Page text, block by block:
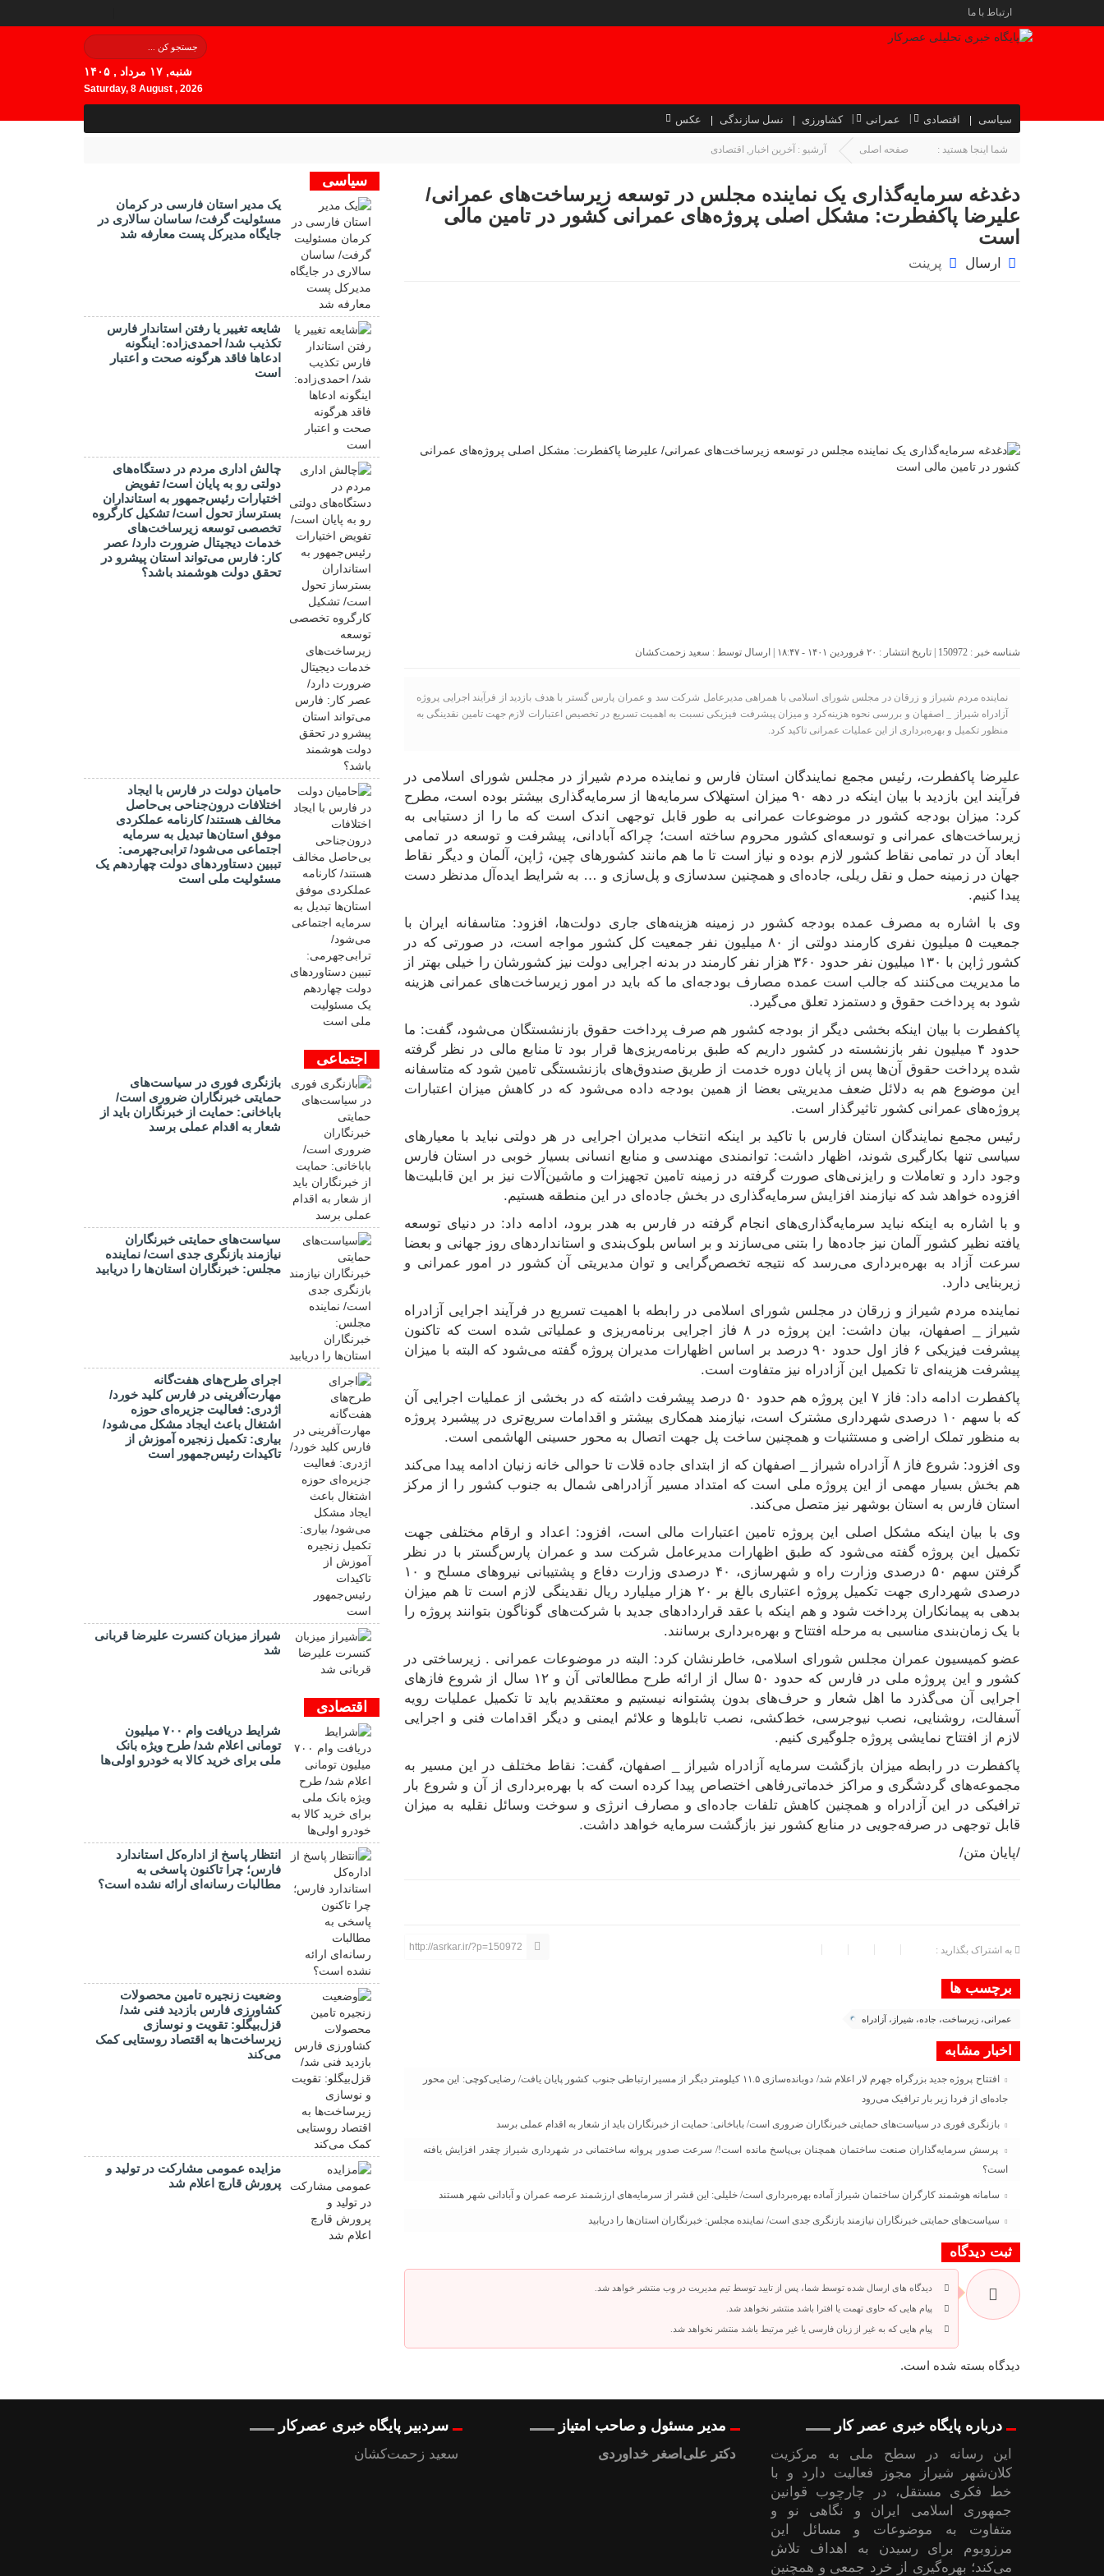
ارتباط با ما
شنبه, ۱۷ مرداد , ۱۴۰۵
Saturday, 8 August , 2026
سیاسی اقتصادی عمرانی کشاورزی نسل سازندگی عکس
شما اینجا هستید : صفحه اصلی آرشیو : آخرین اخبار , اقتصادی
دغدغه سرمایه‌گذاری یک نماینده مجلس در توسعه زیرساخت‌های عمرانی/
علیرضا پاکفطرت: مشکل اصلی پروژه‌های عمرانی کشور در تامین مالی
‌است
ارسال پرینت
شناسه خبر : 150972 | تاریخ انتشار : ۲۰ فروردین ۱۴۰۱ - ۱۸:۴۷ | ارسال توسط : سعید زحمت‌کشان
نماینده مردم شیراز و زرقان در مجلس شورای اسلامی با همراهی مدیرعامل شرکت سد و عمران پارس گستر با هدف بازدید از فرآیند اجرایی پروژه
آزادراه شیراز _ اصفهان و بررسی نحوه هزینه‌کرد و میزان پیشرفت فیزیکی نسبت به اهمیت تسریع در تخصیص اعتبارات لازم جهت تامین نقدینگی به
منظور تکمیل و بهره‌برداری از این عملیات عمرانی تاکید کرد.
علیرضا پاکفطرت، رئیس مجمع نمایندگان استان فارس و نماینده مردم شیراز در مجلس شورای اسلامی در
فرآیند این بازدید با بیان اینکه در دهه ۹۰ میزان استهلاک سرمایه‌ها از سرمایه‌گذاری بیشتر بوده است، مطرح
کرد: میزان بودجه کشور در موضوعات عمرانی به طور قابل توجهی اندک است که ما را از دستیابی به
زیرساخت‌های عمرانی و توسعه‌ای کشور محروم ساخته است؛ چراکه آبادانی، پیشرفت و توسعه در تمامی
ابعاد آن در تمامی نقاط کشور لازم بوده و نیاز است تا ما هم مانند کشورهای چین، ژاپن، آلمان و دیگر نقاط
جهان در زمینه حمل و نقل ریلی، جاده‌ای و همچنین سدسازی و پل‌سازی و … به شرایط ایده‌آل مدنظر دست
پیدا کنیم.
وی با اشاره به مصرف عمده بودجه کشور در زمینه هزینه‌های جاری دولت‌ها، افزود: متاسفانه ایران با
جمعیت ۵ میلیون نفری کارمند دولتی از ۸۰ میلیون نفر جمعیت کل کشور مواجه است، در صورتی که در
کشور ژاپن با ۱۳۰ میلیون نفر حدود ۳۶۰ هزار نفر کارمند در بدنه اجرایی دولت نیز کشورشان را خیلی بهتر از
ما مدیریت می‌کنند که جالب است عمده مصارف بودجه‌ای ما که باید در امور زیرساخت‌های عمرانی هزینه
شود به پرداخت حقوق و دستمزد تعلق می‌گیرد.
پاکفطرت با بیان اینکه بخشی دیگر از بودجه کشور هم صرف پرداخت حقوق بازنشستگان می‌شود، گفت: ما
حدود ۴ میلیون نفر بازنشسته در کشور داریم که طبق برنامه‌ریزی‌ها قرار بود تا منابع مالی در نظر گرفته
شده پرداخت حقوق آن‌ها پس از پایان دوره خدمت از طریق صندوق‌های بازنشستگی تامین شود که متاسفانه
این موضوع هم به دلائل ضعف مدیریتی بعضا از همین بودجه داده می‌شود که در کاهش میزان اعتبارات
پروژه‌های عمرانی کشور تاثیرگذار است.
رئیس مجمع نمایندگان استان فارس با تاکید بر اینکه انتخاب مدیران اجرایی در هر دولتی نباید با معیارهای
سیاسی تنها بکارگیری شوند، اظهار داشت: توانمندی مهندسی و منابع انسانی بسیار خوبی در استان فارس
وجود دارد و تعاملات و رایزنی‌های صورت گرفته در زمینه تامین تجهیزات و ماشین‌آلات نیز بر این قابلیت‌ها
افزوده خواهد شد که نیازمند افزایش سرمایه‌گذاری در بخش جاده‌ای در این منطقه هستیم.
و با اشاره به اینکه نباید سرمایه‌گذاری‌های انجام گرفته در فارس به هدر برود، ادامه داد: در دنیای توسعه
یافته نظیر کشور آلمان نیز جاده‌ها را بتنی می‌سازند و بر اساس بلوک‌بندی و استانداردهای روز جهانی و بعضا
سرعت آزاد به بهره‌برداری می‌رسد که نتیجه تخصص‌گرایی و توان مدیریتی آن کشور در امور عمرانی و
زیربنایی دارد.
نماینده مردم شیراز و زرقان در مجلس شورای اسلامی در رابطه با اهمیت تسریع در فرآیند اجرایی آزادراه
شیراز _ اصفهان، بیان داشت: این پروژه در ۸ فاز اجرایی برنامه‌ریزی و عملیاتی شده است که تاکنون
پیشرفت فیزیکی ۶ فاز اول حدود ۹۰ درصد بر اساس اظهارات مدیران پروژه گفته می‌شود که البته با میزان
پیشرفت هزینه‌ای تا تکمیل این آزادراه نیز متفاوت است.
پاکفطرت ادامه داد: فاز ۷ این پروژه هم حدود ۵۰ درصد پیشرفت داشته که در بخشی از عملیات اجرایی آن
که با سهم ۱۰ درصدی شهرداری مشترک است، نیازمند همکاری بیشتر و اقدامات سریع‌تری در پیشبرد پروژه
به منظور تملک اراضی و مستثنیات و همچنین ساخت پل جهت اتصال به محور حسینی الهاشمی است‌.
وی افزود: شروع فاز ۸ آزادراه شیراز _ اصفهان که از ابتدای جاده قلات تا حوالی خانه زنیان ادامه پیدا می‌کند
هم بخش بسیار مهمی از این پروژه ملی است که امتداد مسیر آزادراهی شمال به جنوب کشور را از مرکز
استان فارس به استان بوشهر نیز متصل می‌کند.
وی با بیان اینکه مشکل اصلی این پروژه تامین اعتبارات مالی است، افزود: اعداد و ارقام مختلفی جهت
تکمیل این پروژه گفته می‌شود که طبق اظهارات مدیرعامل شرکت سد و عمران پارس‌گستر با در نظر
گرفتن سهم ۵۰ درصدی وزارت راه و شهرسازی، ۴۰ درصدی وزارت دفاع و پشتیبانی نیروهای مسلح و ۱۰
درصدی شهرداری جهت تکمیل پروژه اعتباری بالغ بر ۲۰ هزار میلیارد ریال نقدینگی لازم است تا هم میزان
بدهی به پیمانکاران پرداخت شود و هم اینکه با عقد قراردادهای جدید با شرکت‌های گوناگون بتوانند پروژه را
با یک زمان‌بندی مناسبی به مرحله افتتاح و بهره‌برداری برسانند.
عضو کمیسیون عمران مجلس شورای اسلامی، خاطرنشان کرد: البته در موضوعات عمرانی . زیرساختی در
کشور و این پروژه ملی در فارس که حدود ۵۰ سال از ارائه طرح مطالعاتی آن و ۱۲ سال از شروع فازهای
اجرایی آن می‌گذرد ما اهل شعار و حرف‌های بدون پشتوانه نیستیم و معتقدیم باید تا تکمیل عملیات رویه
آسفالت، روشنایی، نصب نیوجرسی، خط‌کشی، نصب تابلوها و علائم ایمنی و دیگر اقدامات فنی و اجرایی
لازم از افتتاح نمایشی پروژه جلوگیری کنیم.
پاکفطرت در رابطه میزان بازگشت سرمایه آزادراه شیراز _ اصفهان، گفت: نقاط مختلف در این مسیر به
مجموعه‌های گردشگری و مراکز خدماتی‌رفاهی اختصاص پیدا کرده است که با بهره‌برداری از آن و شروع بار
ترافیکی در این آزادراه و همچنین کاهش تلفات جاده‌ای و مصارف انرژی و سوخت وسائل نقلیه به میزان
قابل توجهی در صرفه‌جویی در منابع کشور نیز بازگشت سرمایه خواهد داشت.
/پایان متن/
به اشتراک بگذارید : http://asrkar.ir/?p=150972
برچسب ها
عمرانی، زیرساخت، جاده، شیراز، آزادراه
اخبار مشابه
افتتاح پروژه جدید بزرگراه جهرم لار اعلام شد/ دوبانده‌سازی ۱۱.۵ کیلومتر دیگر از مسیر ارتباطی جنوب کشور پایان یافت/ رضایی‌کوچی: این محور
جاده‌ای از فردا زیر بار ترافیک می‌رود
بازنگری فوری در سیاست‌های حمایتی خبرنگاران ضروری است/ باباخانی: حمایت از خبرنگاران باید از شعار به اقدام عملی برسد
پرسش سرمایه‌گذاران صنعت ساختمان همچنان بی‌پاسخ مانده است!/ سرعت صدور پروانه ساختمانی در شهرداری شیراز چقدر افزایش یافته
است؟
سامانه هوشمند کارگران ساختمان شیراز آماده بهره‌برداری است/ خلیلی: این قشر از سرمایه‌های ارزشمند عرصه عمران و آبادانی شهر هستند
سیاست‌های حمایتی خبرنگاران نیازمند بازنگری جدی است/ نماینده مجلس: خبرنگاران استان‌ها را دریابید
ثبت دیدگاه
دیدگاه های ارسال شده توسط شما، پس از تایید توسط تیم مدیریت در وب منتشر خواهد شد.
پیام هایی که حاوی تهمت یا افترا باشد منتشر نخواهد شد.
پیام هایی که به غیر از زبان فارسی یا غیر مرتبط باشد منتشر نخواهد شد.
دیدگاه بسته شده است.
سیاسی
یک مدیر استان فارسی در کرمان
مسئولیت گرفت/ ساسان سالاری در
جایگاه مدیرکل پست معارفه شد
شایعه تغییر یا رفتن استاندار فارس
تکذیب شد/ احمدی‌زاده: اینگونه
ادعاها فاقد هرگونه صحت و اعتبار
است
چالش اداری مردم در دستگاه‌های
دولتی رو به پایان است/ تفویض
اختیارات رئیس‌جمهور به استانداران
بسترساز تحول است/ تشکیل کارگروه
تخصصی توسعه زیرساخت‌های
خدمات دیجیتال ضرورت دارد/ عصر
کار: فارس می‌تواند استان پیشرو در
تحقق دولت هوشمند باشد؟
حامیان دولت در فارس با ایجاد
اختلافات درون‌جناحی بی‌حاصل
مخالف هستند/ کارنامه عملکردی
موفق استان‌ها تبدیل به سرمایه
اجتماعی می‌شود/ ترابی‌جهرمی:
تببین دستاوردهای دولت چهاردهم یک
مسئولیت ملی است
اجتماعی
بازنگری فوری در سیاست‌های
حمایتی خبرنگاران ضروری است/
باباخانی: حمایت از خبرنگاران باید از
شعار به اقدام عملی برسد
سیاست‌های حمایتی خبرنگاران
نیازمند بازنگری جدی است/ نماینده
مجلس: خبرنگاران استان‌ها را دریابید
اجرای طرح‌های هفت‌گانه
مهارت‌آفرینی در فارس کلید خورد/
اژدری: فعالیت جزیره‌‌ای حوزه
اشتغال باعث ایجاد مشکل می‌شود/
بیاری: تکمیل زنجیره آموزش از
تاکیدات رئیس‌جمهور است
شیراز میزبان کنسرت علیرضا قربانی
شد
اقتصادی
شرایط دریافت وام ۷۰۰ میلیون
تومانی اعلام شد/ طرح ویژه بانک
ملی برای خرید کالا به خودرو اولی‌ها
انتظار پاسخ از اداره‌کل استاندارد
فارس؛ چرا تاکنون پاسخی به
مطالبات رسانه‌ای ارائه نشده است؟
وضعیت زنجیره تامین محصولات
کشاورزی فارس بازدید فنی شد/
قزل‌بیگلو: تقویت و نوسازی
زیرساخت‌ها به اقتصاد روستایی کمک
می‌کند
مزایده عمومی مشارکت در تولید و
پرورش قارچ اعلام شد
درباره پایگاه خبری عصر کار
این رسانه در سطح ملی به مرکزیت
کلان‌شهر شیراز مجوز فعالیت دارد و با
خط فکری مستقل، در چارچوب قوانین
جمهوری اسلامی ایران و نگاهی نو و
متفاوت به موضوعات ‌و مسائل این
مرزوبوم برای رسیدن به اهداف تلاش
می‌کند؛ بهره‌گیری از خرد جمعی و همچنین
مدیر مسئول و صاحب امتیاز
دکتر علی‌اصغر خداوردی
سردبیر پایگاه خبری عصرکار
سعید زحمت‌کشان